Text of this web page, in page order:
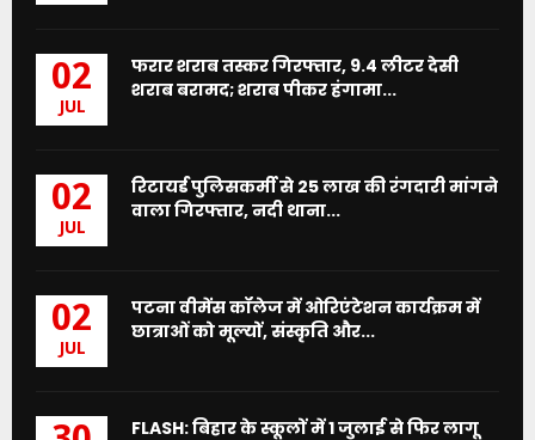
02
JUL
फरार शराब तस्कर गिरफ्तार, 9.4 लीटर देसी
शराब बरामद; शराब पीकर हंगामा...
02
JUL
रिटायर्ड पुलिसकर्मी से 25 लाख की रंगदारी मांगने
वाला गिरफ्तार, नदी थाना...
02
JUL
पटना वीमेंस कॉलेज में ओरिएंटेशन कार्यक्रम में
छात्राओं को मूल्यों, संस्कृति और...
FLASH: बिहार के स्कूलों में 1 जुलाई से फिर लागू